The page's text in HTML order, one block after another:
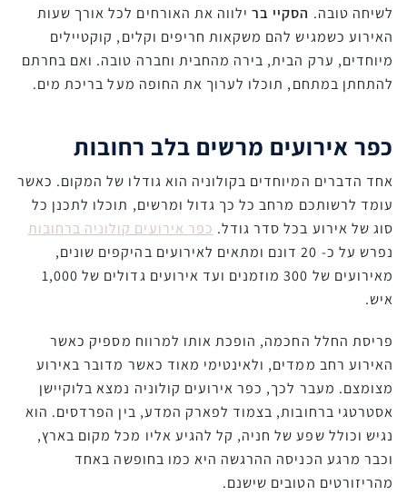
לשיחה טובה. הסקיי ברילווה את האורחים לכל אורך שעות
האירוע כשמגיש להם משקאות חריפים וקלים, קוקטיילים
מיוחדים, ערק הבית, בירה מהחבית וחברה טובה. ואם בחרתם
להתחתן במתחם, תוכלו לערוך את החופה מעל בריכת מים.
כפר אירועים מרשים בלב רחובות
אחד הדברים המיוחדים בקולוניה הוא גודלו של המקום. כאשר
עומד לרשותכם מרחב כל כך גדול ומרשים, תוכלו לתכנן כל
סוג של אירוע בכל סדר גודל. כפר אירועים קולוניה ברחובות
נפרש על כ- 20 דונם ומתאים לאירועים בהיקפים שונים,
מאירועים של 300 מוזמנים ועד אירועים גדולים של 1,000
איש.
פריסת החלל החכמה, הופכת אותו למרווח מספיק כאשר
האירוע רחב ממדים, ולאינטימי מאוד כאשר מדובר באירוע
מצומצם. מעבר לכך, כפר אירועים קולוניה נמצא בלוקיישן
אסטרטגי ברחובות, בצמוד לפארק המדע, בין הפרדסים. הוא
נגיש וכולל שפע של חניה, קל להגיע אליו מכל מקום בארץ,
וכבר מרגע הכניסה ההרגשה היא כמו בחופשה באחד
מהריזורטים הטובים שישנם.